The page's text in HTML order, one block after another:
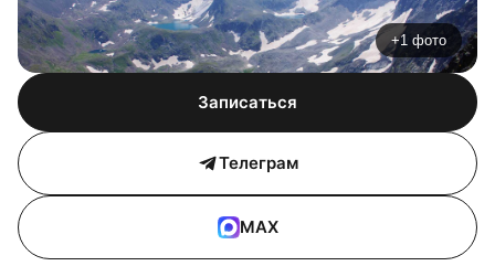
Записаться
Телеграм
MAX
+1 фото